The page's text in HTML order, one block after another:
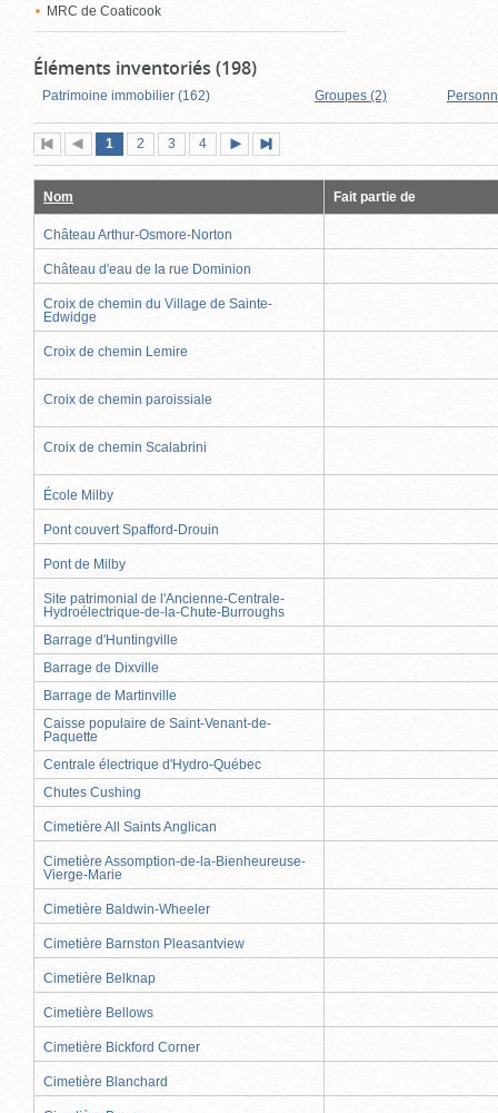
MRC de Coaticook
Éléments inventoriés (198)
Patrimoine immobilier (162) Groupes (2)
Première
page
Page
précédente
Page
1 (page
actuelle)
Page
2 Page
3 Page
4
suivante
page
Nom Fait partie de
Château Arthur-Osmore-Norton
Château d'eau de la rue Dominion
Croix de chemin du Village de Sainte-
Edwidge
Croix de chemin Lemire
Croix de chemin paroissiale
Croix de chemin Scalabrini
École Milby
Pont couvert Spafford-Drouin
Pont de Milby
Site patrimonial de l'Ancienne-Centrale-
Hydroélectrique-de-la-Chute-Burroughs
Barrage d'Huntingville
Barrage de Dixville
Barrage de Martinville
Caisse populaire de Saint-Venant-de-
Paquette
Centrale électrique d'Hydro-Québec
Chutes Cushing
Cimetière All Saints Anglican
Cimetière Assomption-de-la-Bienheureuse-
Vierge-Marie
Cimetière Baldwin-Wheeler
Cimetière Barnston Pleasantview
Cimetière Belknap
Cimetière Bellows
Cimetière Bickford Corner
Cimetière Blanchard